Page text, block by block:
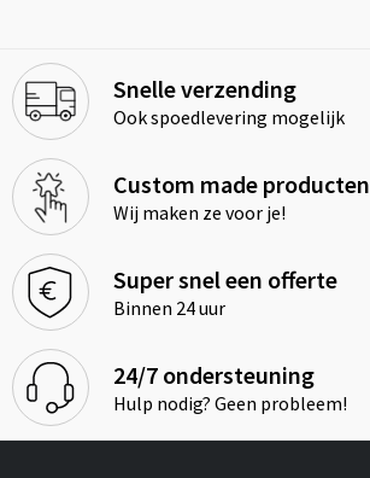
Snelle verzending
Ook spoedlevering mogelijk
Custom made producten
Wij maken ze voor je!
Super snel een offerte
Binnen 24 uur
24/7 ondersteuning
Hulp nodig? Geen probleem!